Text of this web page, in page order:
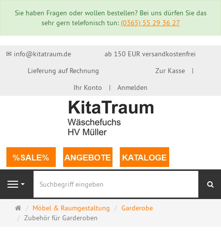
Sie haben Fragen oder wollen bestellen? Bei uns dürfen Sie das
sehr gern telefonisch tun: (0365) 55 29 36 27
✉ info@kitatraum.de
ab 150 EUR versandkostenfrei
Lieferung auf Rechnung
Zur Kasse
Ihr Konto
Anmelden
Navigation
Startseite
Möbel & Raumgestaltung
Garderobe
Zubehör für Garderoben